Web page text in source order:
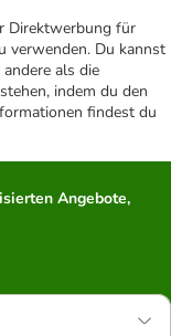
Direktwerbung für
verwenden. Du kannst
als die
indem du den
findest du
Angebote,